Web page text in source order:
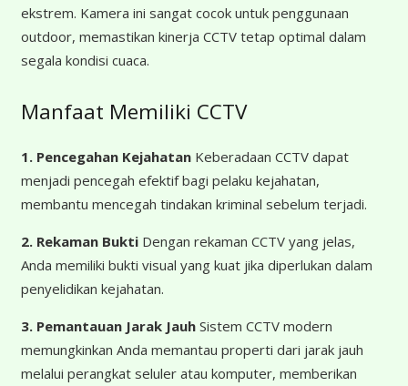
ekstrem. Kamera ini sangat cocok untuk penggunaan
outdoor, memastikan kinerja CCTV tetap optimal dalam
segala kondisi cuaca.
Manfaat Memiliki CCTV
1. Pencegahan KejahatanKeberadaan CCTV dapat
menjadi pencegah efektif bagi pelaku kejahatan,
membantu mencegah tindakan kriminal sebelum terjadi.
2. Rekaman BuktiDengan rekaman CCTV yang jelas,
Anda memiliki bukti visual yang kuat jika diperlukan dalam
penyelidikan kejahatan.
3. Pemantauan Jarak JauhSistem CCTV modern
memungkinkan Anda memantau properti dari jarak jauh
melalui perangkat seluler atau komputer, memberikan